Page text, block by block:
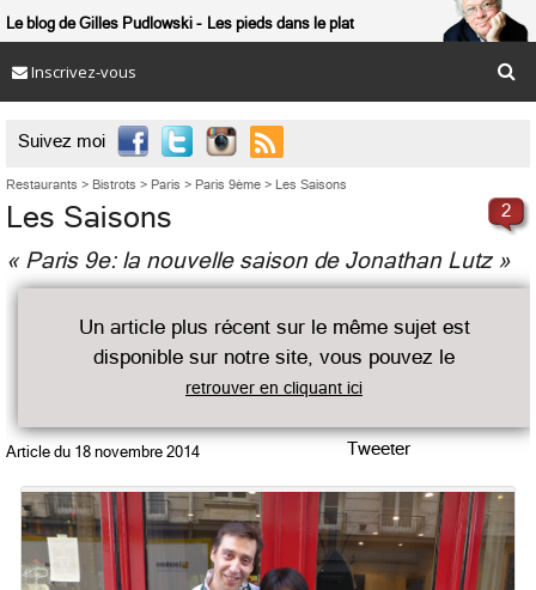
Le blog de Gilles Pudlowski Les pieds dans le plat
Inscrivez-vous
Suivez moi 
Restaurants > Bistrots > Paris > Paris 9ème > Les Saisons
2
Les Saisons
« Paris 9e: la nouvelle saison de Jonathan Lutz »
Un article plus récent sur le même sujet est
disponible sur notre site, vous pouvez le
retrouver en cliquant ici
Article du 18 novembre 2014 Tweeter